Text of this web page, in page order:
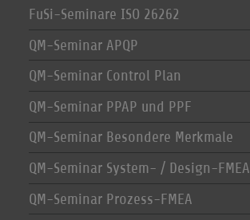
FuSi-Seminare ISO 26262
QM-Seminar APQP
QM-Seminar Control Plan
QM-Seminar PPAP und PPF
QM-Seminar Besondere Merkmale
QM-Seminar System- / Design-FMEA
QM-Seminar Prozess-FMEA